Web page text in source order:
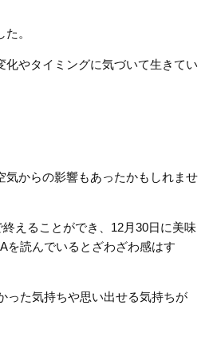
。
やタイミングに気づいて生きてい
気からの影響もあったかもしれませ
えることができ、12月30日に美味
を読んでいるとざわざわ感はす
った気持ちや思い出せる気持ちが